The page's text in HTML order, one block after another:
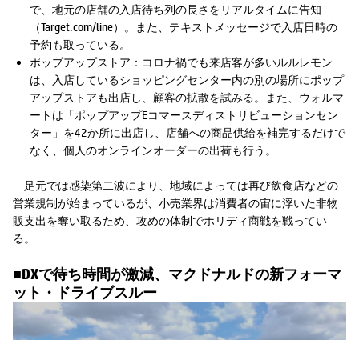
で、地元の店舗の入店待ち列の長さをリアルタイムに告知
（Target.com/line）。また、テキストメッセージで入店日時の
予約も取っている。
ポップアップストア：コロナ禍でも来店客が多いルルレモン
は、入店しているショッピングセンター内の別の場所にポップ
アップストアも出店し、顧客の拡散を試みる。また、ウォルマ
ートは「ポップアップEコマースディストリビューションセン
ター」を42か所に出店し、店舗への商品供給を補完するだけで
なく、個人のオンラインオーダーの出荷も行う。
足元では感染第二波により、地域によっては再び飲食店などの
営業規制が始まっているが、小売業界は消費者の宙に浮いた非物
販支出を奪い取るため、攻めの体制でホリディ商戦を戦ってい
る。
■DXで待ち時間が激減、マクドナルドの新フォーマ
ット・ドライブスルー